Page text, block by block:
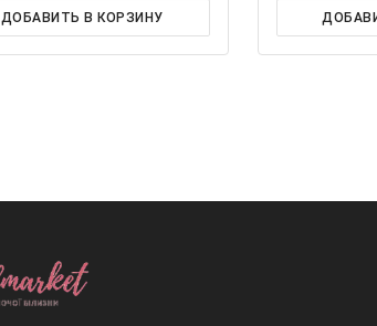
ДОБАВИТЬ В КОРЗИНУ